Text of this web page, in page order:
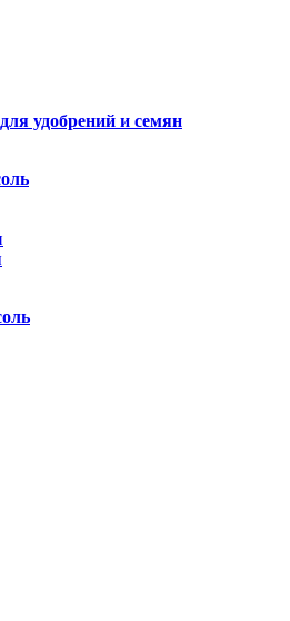
удобрений и семян